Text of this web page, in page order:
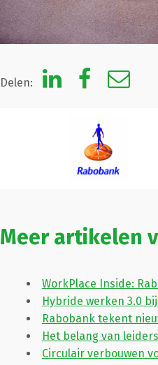
Delen:
Meer artikelen
WorkPlace Inside:
Hybride werken 3.0
Rabobank tekent
Het belang van
Circulair verbouwen